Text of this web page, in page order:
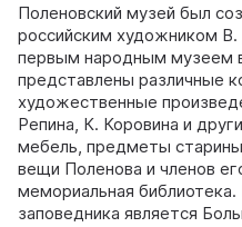
Поленовский музей был
российским художником
первым народным музеем
представлены различные
художественные
Репина, К. Коровина и
мебель, предметы
вещи Поленова и членов
мемориальная
заповедника является